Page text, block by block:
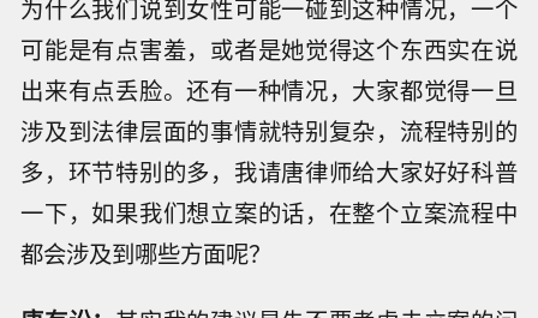
为什么我们说到女性可能一碰到这种情况，一个
可能是有点害羞，或者是她觉得这个东西实在说
出来有点丢脸。还有一种情况，大家都觉得一旦
涉及到法律层面的事情就特别复杂，流程特别的
多，环节特别的多，我请唐律师给大家好好科普
一下，如果我们想立案的话，在整个立案流程中
都会涉及到哪些方面呢？